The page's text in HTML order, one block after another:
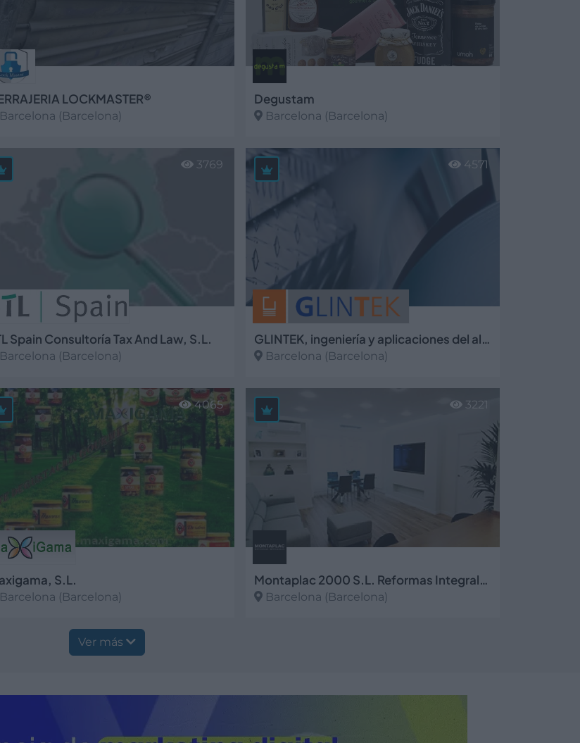
LOCKMASTER®
Barcelona (Barcelona)
Degustam
Barcelona (Barcelona)
Spain Consultoría Tax And Law, S.L.
Barcelona (Barcelona)
más
3769
GLINTEK, ingeniería y aplicaciones del aluminio, S.L
Barcelona (Barcelona)
Ver más
4571
S.L.
Barcelona (Barcelona)
4065
Montaplac 2000 S.L. Reformas Integrales en Barcelona
Barcelona (Barcelona)
3221
Ver más